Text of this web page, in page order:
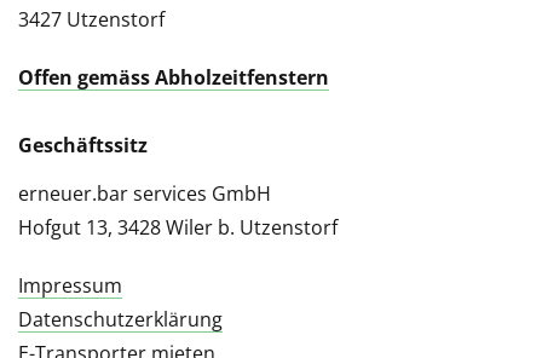
3427 Utzenstorf
Offen gemäss Abholzeitfenstern
Geschäftssitz
erneuer.bar services GmbH
Hofgut 13, 3428 Wiler b. Utzenstorf
Impressum
Datenschutzerklärung